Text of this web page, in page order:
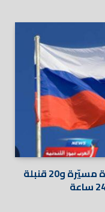
الدفاع الروسية: إسقاط 1155 طائرة مسيّرة و20 قنبلة